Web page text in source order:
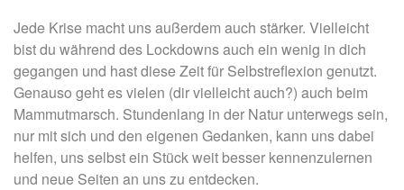
Jede Krise macht uns außerdem auch stärker. Vielleicht
bist du während des Lockdowns auch ein wenig in dich
gegangen und hast diese Zeit für Selbstreflexion genutzt.
Genauso geht es vielen (dir vielleicht auch?) auch beim
Mammutmarsch. Stundenlang in der Natur unterwegs sein,
nur mit sich und den eigenen Gedanken, kann uns dabei
helfen, uns selbst ein Stück weit besser kennenzulernen
und neue Seiten an uns zu entdecken.